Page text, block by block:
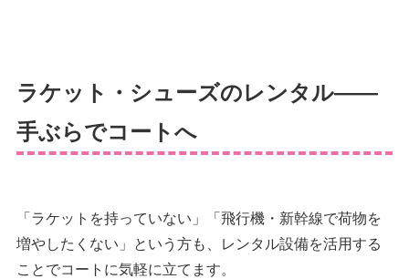
ラケット・シューズのレンタル——
手ぶらでコートへ
「ラケットを持っていない」「飛行機・新幹線で荷物を
増やしたくない」という方も、レンタル設備を活用する
ことでコートに気軽に立てます。